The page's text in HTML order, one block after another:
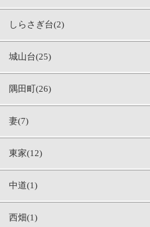
しらさぎ台(2)
城山台(25)
隅田町(26)
妻(7)
東家(12)
中道(1)
西畑(1)